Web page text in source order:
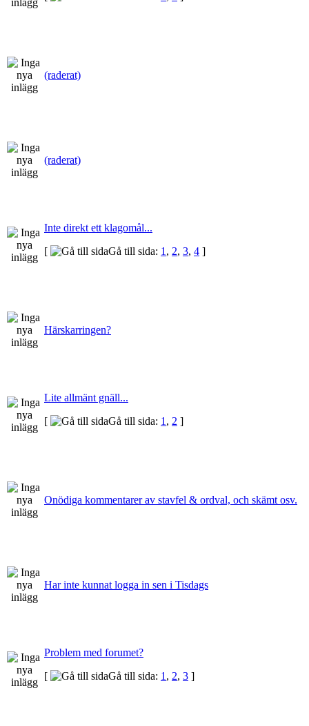
(raderat)
(raderat)
Inte direkt ett klagomål...
[
Gå till sida: 1 , 2, 3, 4 ]
Härskarringen?
Lite allmänt gnäll...
[
Gå till sida: 1 , 2 ]
Onödiga kommentarer av stavfel & ordval, och skämt osv.
Har inte kunnat logga in sen i Tisdags
Problem med forumet?
[
Gå till sida: 1 , 2, 3 ]